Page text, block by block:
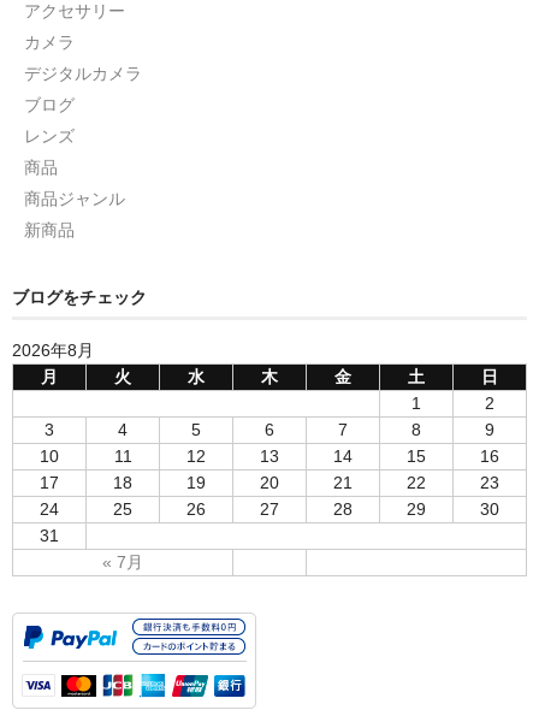
アクセサリー
カメラ
デジタルカメラ
ブログ
レンズ
商品
商品ジャンル
新商品
ブログをチェック
2026年8月
月
火 水 木 金 土 日
« 7月
1
2
3
4 5 6 7 8
9
10
11 12 13 14 15
16
17
18 19 20 21 22
23
24
25 26 27 28 29
30
31